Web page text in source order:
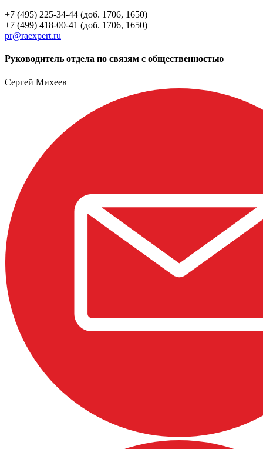
+7 (495) 225-34-44 (доб. 1706, 1650)
+7 (499) 418-00-41 (доб. 1706, 1650)
pr@raexpert.ru
Руководитель отдела по связям с общественностью
Сергей Михеев